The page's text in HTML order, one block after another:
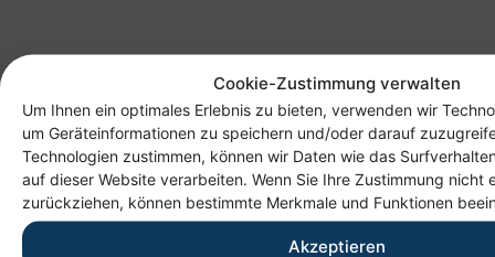
Cookie-Zustimmung verwalten
Um Ihnen ein optimales Erlebnis zu bieten, verwenden wir
um Geräteinformationen zu speichern und/oder darauf
Technologien zustimmen, können wir Daten wie das
auf dieser Website verarbeiten. Wenn Sie Ihre Zustimmung nicht
zurückziehen, können bestimmte Merkmale und Funktionen
Akzeptieren